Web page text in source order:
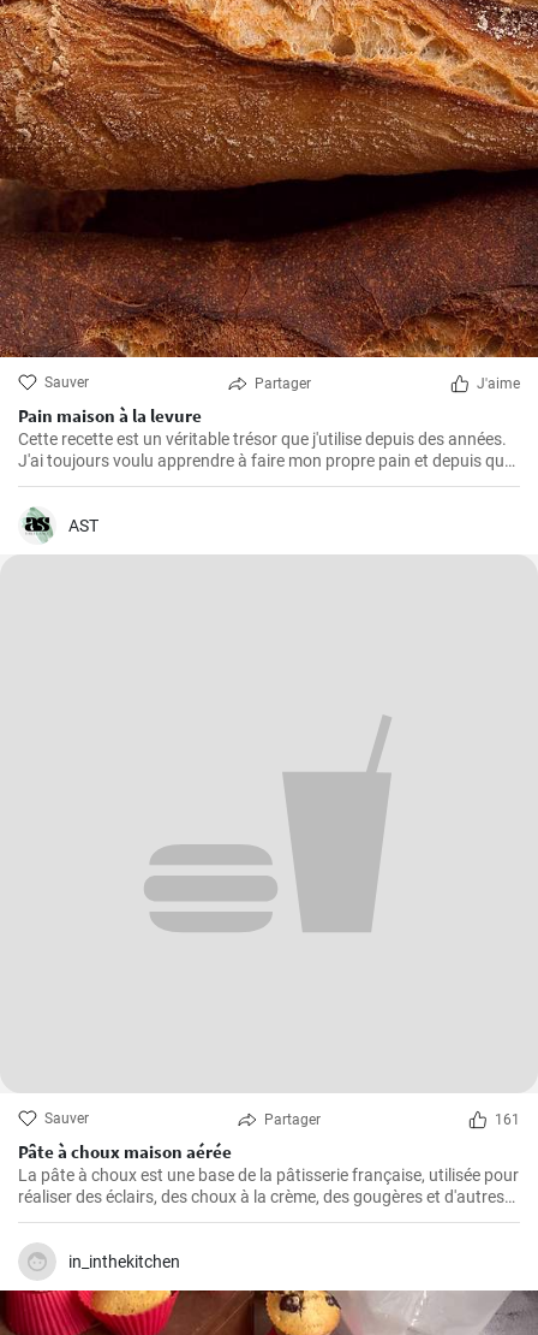
Sauver Partager J'aime
Pain maison à la levure
Cette recette est un véritable trésor que j'utilise depuis des années.
J'ai toujours voulu apprendre à faire mon propre pain et depuis que
j'ai trouvé cette recette, je ne mange plus rien d'autre. L'odeur et le
goût du pain frais cuit à la maison sont incomparables.
AST
Sauver Partager 161
Pâte à choux maison aérée
La pâte à choux est une base de la pâtisserie française, utilisée pour
réaliser des éclairs, des choux à la crème, des gougères et d'autres
délicieuses pâtisseries.
in_inthekitchen